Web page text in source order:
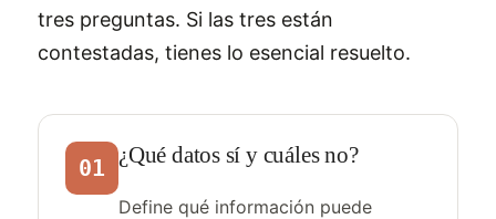
tres preguntas. Si las tres están
contestadas, tienes lo esencial resuelto.
01 ¿Qué datos sí y cuáles no?
Define qué información puede